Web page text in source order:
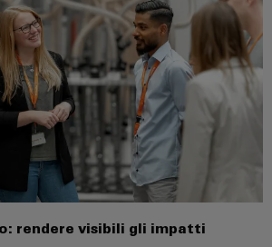
Nuovi
prodotti
Connettività
pratica per la
industria. Le
rendere visibili gli impatti